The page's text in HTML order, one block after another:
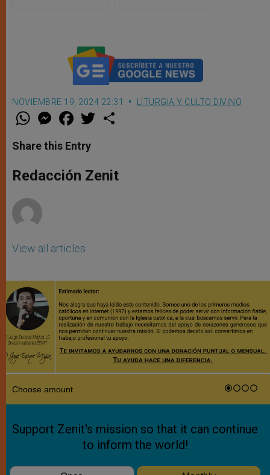
NOVIEMBRE 19, 2024 22:31 LITURGIA Y CULTO DIVINO
W
t
s
p
p
M
e
s
e
g
e
F
a
e
b
o
k
w
r
Share this Entry
Redacción Zenit
View all articles